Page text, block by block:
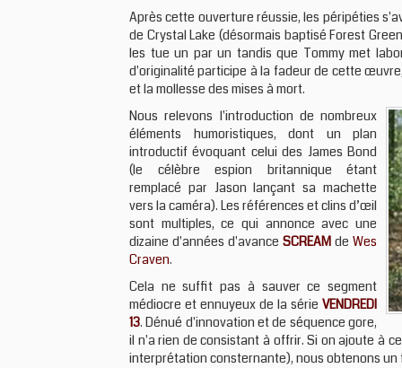
Après cette ouverture réussie, les péripéties
de Crystal Lake (désormais baptisé Forest
les tue un par un tandis que Tommy met
d'originalité participe à la fadeur de cette
et la mollesse des mises à mort.
Nous relevons l'introduction de nombreux
éléments humoristiques, dont un plan
introductif évoquant celui des James Bond
(le célèbre espion britannique étant
remplacé par Jason lançant sa machette
vers la caméra). Les références et clins d’œil
sont multiples, ce qui annonce avec une
dizaine d'années d'avance SCREAM de Wes
Craven.
Cela ne suffit pas à sauver ce segment
médiocre et ennuyeux de la série VENDREDI
13. Dénué d'innovation et de séquence gore,
il n'a rien de consistant à offrir. Si on ajoute à
interprétation consternante), nous obtenons un